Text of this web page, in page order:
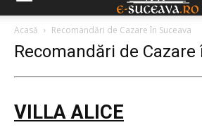
Acasă Recomandări de Cazare în Suceava
Recomandări de Cazare
VILLA ALICE